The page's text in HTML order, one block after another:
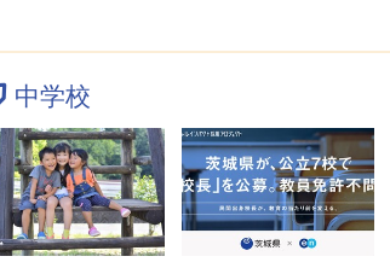
中学校